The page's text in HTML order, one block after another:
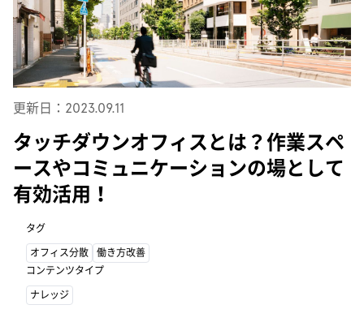
更新日：2023.09.11
タッチダウンオフィスとは？作業スペ
ースやコミュニケーションの場として
有効活用！
タグ
オフィス分散
働き方改善
コンテンツタイプ
ナレッジ